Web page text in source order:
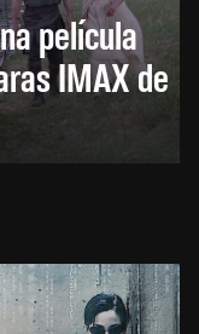
película
IMAX de